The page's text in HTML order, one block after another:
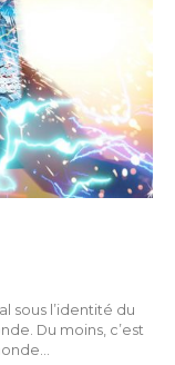
sous l’identité du
Du moins, c’est